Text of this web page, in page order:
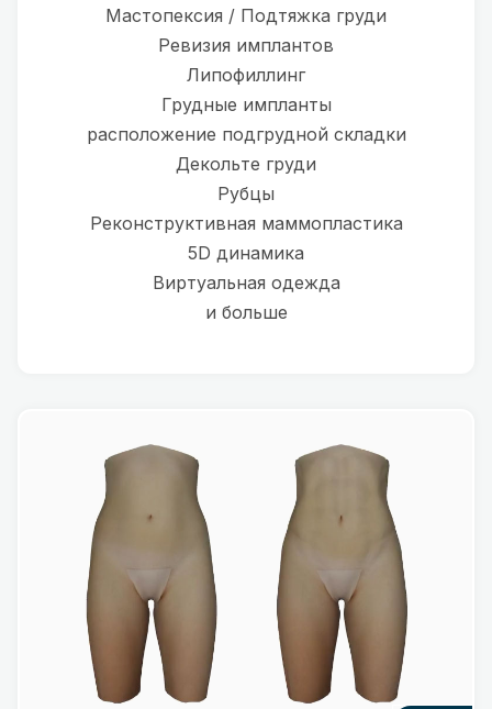
Мастопексия / Подтяжка груди
Ревизия имплантов
Липофиллинг
Грудные импланты
расположение подгрудной складки
Декольте груди
Рубцы
Реконструктивная маммопластика
5D динамика
Виртуальная одежда
и больше